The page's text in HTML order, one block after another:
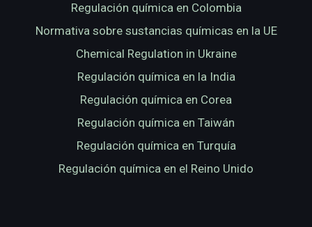
Regulación química en Colombia
Normativa sobre sustancias químicas en la UE
Chemical Regulation in Ukraine
Regulación química en la India
Regulación química en Corea
Regulación química en Taiwán
Regulación química en Turquía
Regulación química en el Reino Unido